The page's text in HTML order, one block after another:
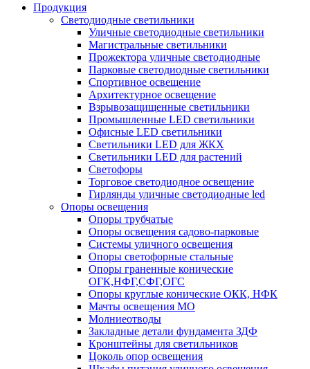
Продукция
Светодиодные светильники
Уличные светодиодные светильники
Магистральные светильники
Прожектора уличные светодиодные
Парковые светодиодные светильники
Спортивное освещение
Архитектурное освещение
Взрывозащищенные светильники
Промышленные LED светильники
Офисные LED светильники
Cветильники LED для ЖКХ
Светильники LED для растений
Светофоры
Торговое светодиодное освещение
Гирлянды уличные светодиодные led
Опоры освещения
Опоры трубчатые
Опоры освещения садово-парковые
Системы уличного освещения
Опоры светофорные стальные
Опоры граненные конические
ОГК,НФГ,СФГ,ОГС
Опоры круглые конические ОКК, НФК
Мачты освещения МО
Молниеотводы
Закладные детали фундамента ЗДФ
Кронштейны для светильников
Цоколь опор освещения